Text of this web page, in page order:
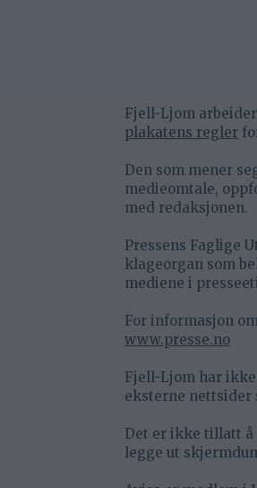
Fjell-Ljom
plakatens regler
Den som mener
medieomtale,
med redaksjonen.
Pressens Faglige
klageorgan som
mediene i
For informasjon
www.presse.no
Fjell-Ljom har
eksterne nettsider
Det er ikke tillatt
legge ut